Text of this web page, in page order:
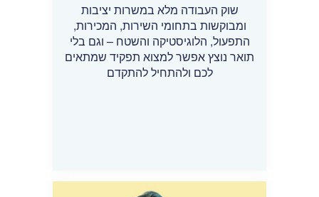
שוק העבודה מלא במשרות יציבות
ומבוקשות בתחומי השירות, המכירות,
התפעול, הלוגיסטיקה והשטח – וגם בלי
תואר נוצץ אפשר למצוא תפקיד שמתאים
לכם ולהתחיל להתקדם